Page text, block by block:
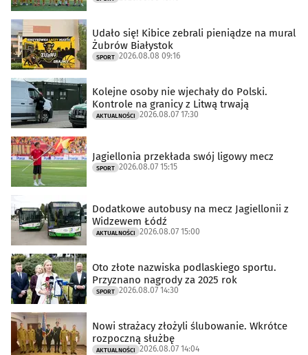
Udało się! Kibice zebrali pieniądze na mural
Żubrów Białystok
SPORT 2026.08.08 09:16
Kolejne osoby nie wjechały do Polski.
Kontrole na granicy z Litwą trwają
AKTUALNOŚCI 2026.08.07 17:30
Jagiellonia przekłada swój ligowy mecz
SPORT 2026.08.07 15:15
Dodatkowe autobusy na mecz Jagiellonii z
Widzewem Łódź
AKTUALNOŚCI 2026.08.07 15:00
Oto złote nazwiska podlaskiego sportu.
Przyznano nagrody za 2025 rok
SPORT 2026.08.07 14:30
Nowi strażacy złożyli ślubowanie. Wkrótce
rozpoczną służbę
AKTUALNOŚCI 2026.08.07 14:04